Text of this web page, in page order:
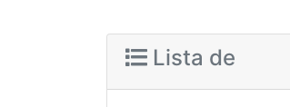
Lista de